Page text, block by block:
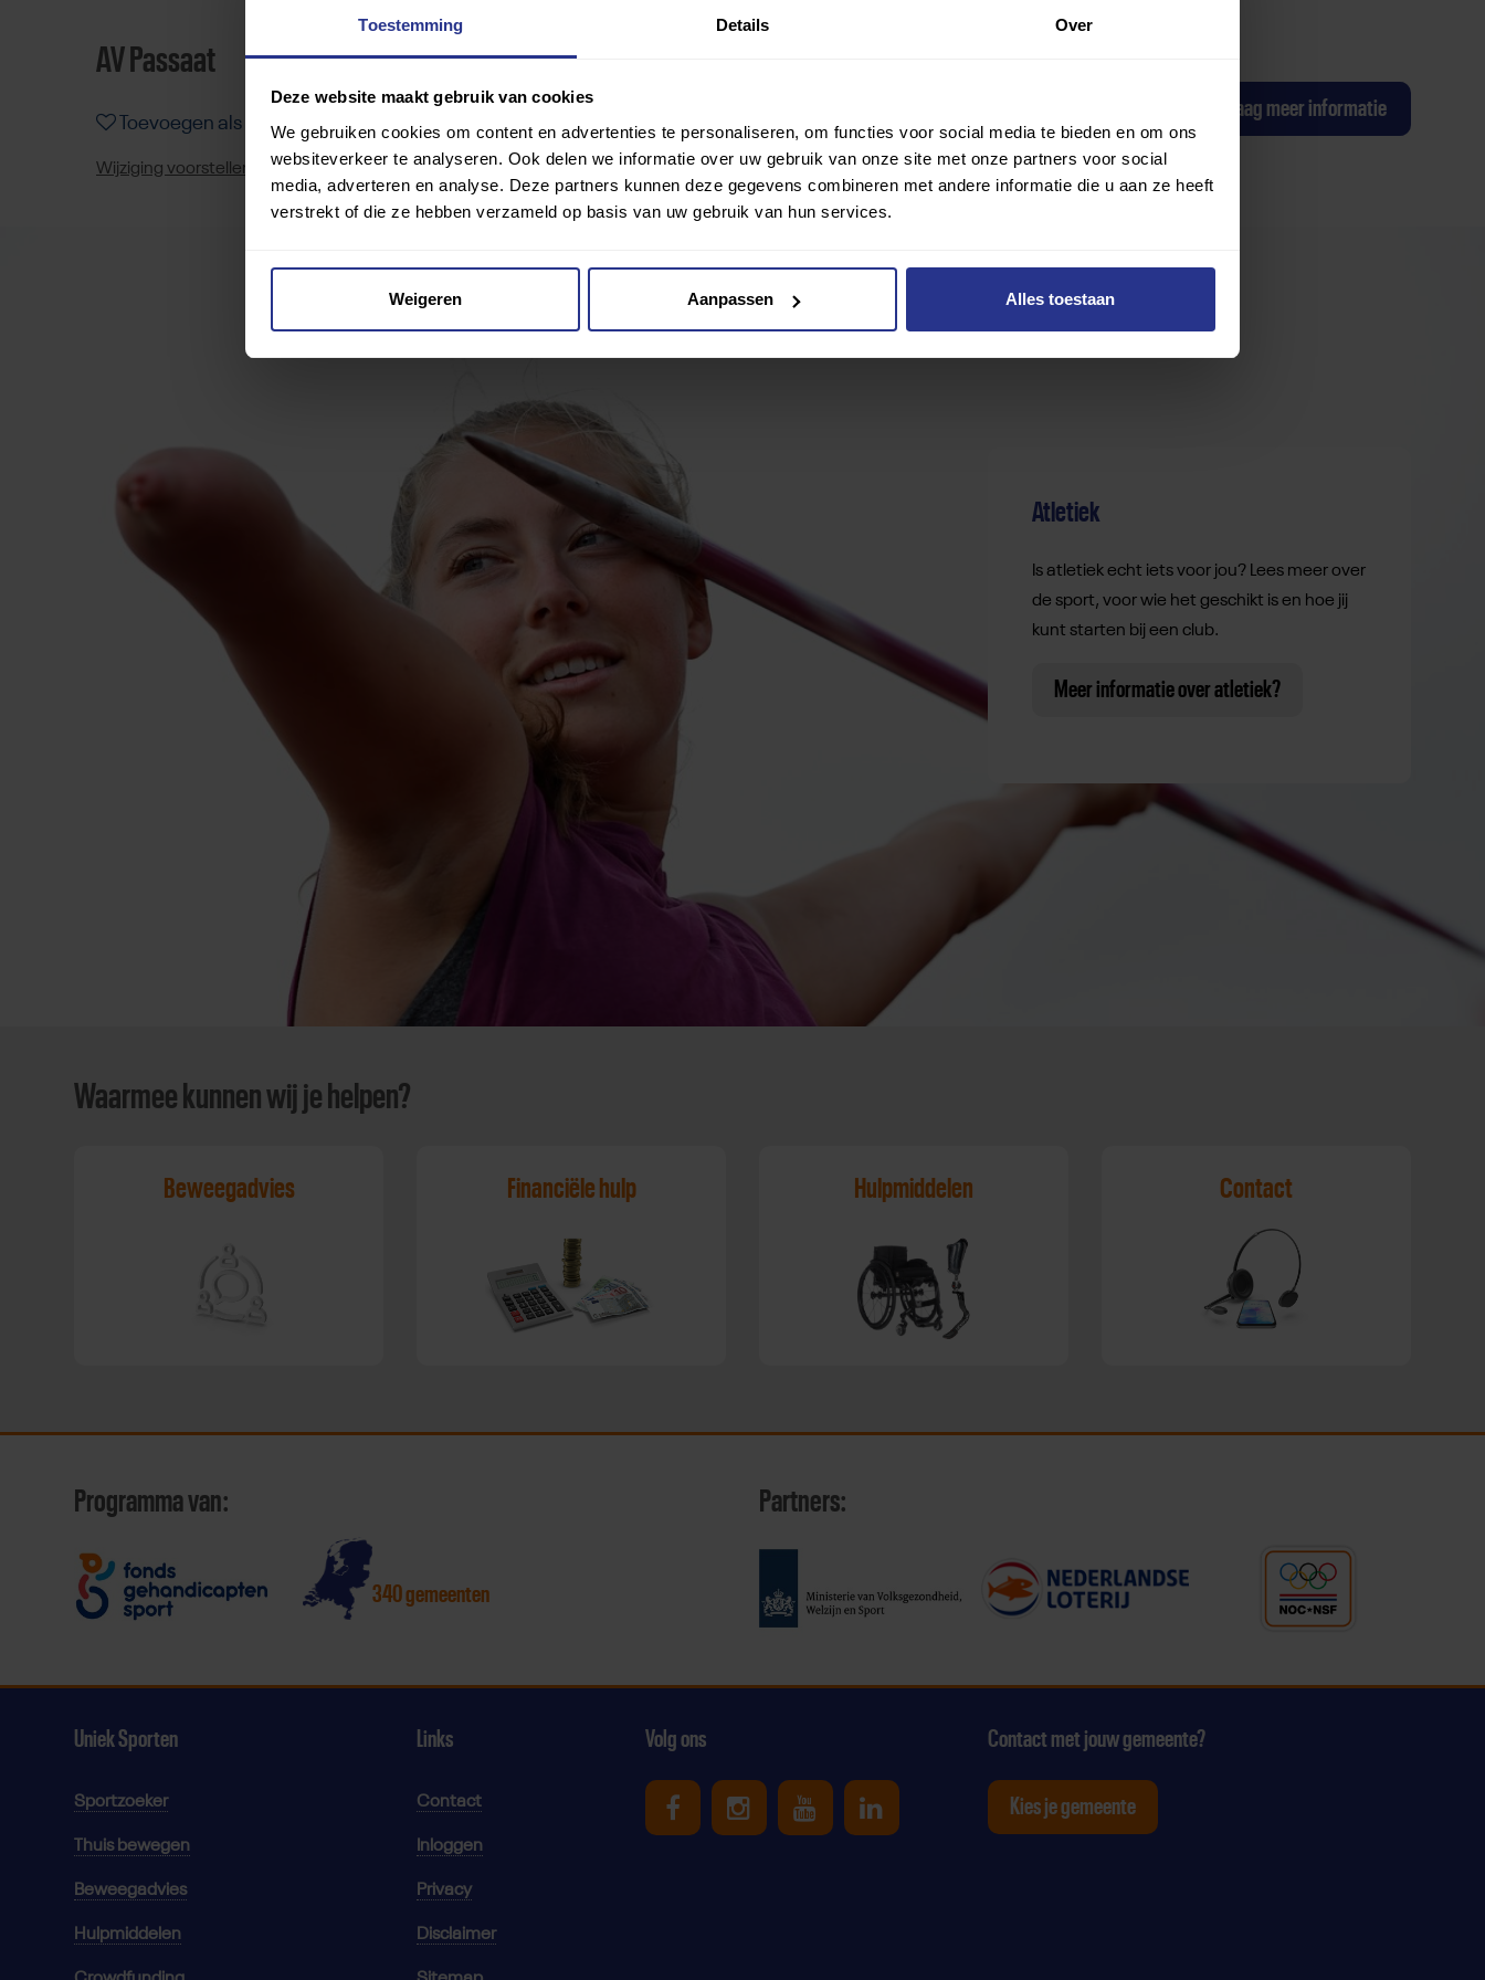
Toestemming Details Over
Deze website maakt gebruik van cookies
We gebruiken cookies om content en advertenties te personaliseren, om functies voor social media te bieden en om ons
websiteverkeer te analyseren. Ook delen we informatie over uw gebruik van onze site met onze partners voor social
media, adverteren en analyse. Deze partners kunnen deze gegevens combineren met andere informatie die u aan ze heeft
verstrekt of die ze hebben verzameld op basis van uw gebruik van hun services.
Weigeren Aanpassen Alles toestaan
AV Passaat
Toevoegen als favoriet
Wijziging voorstellen voor deze club? Klik hier
Ik wil graag meer informatie
Atletiek
Is atletiek echt iets voor jou? Lees meer over
de sport, voor wie het geschikt is en hoe jij
kunt starten bij een club.
Meer informatie over atletiek?
Waarmee kunnen wij je helpen?
Beweegadvies Financiële hulp Hulpmiddelen Contact
Programma van:
340 gemeenten
Partners:
Uniek Sporten
Sportzoeker
Thuis bewegen
Beweegadvies
Hulpmiddelen
Links
Contact
Inloggen
Privacy
Disclaimer
Volg ons
Uniek Sporten op Facebook
Uniek Sporten op Instagram
Uniek Sporten op Youtube
Uniek Sporten op Linkedin
Contact met jouw gemeente?
Kies je gemeente